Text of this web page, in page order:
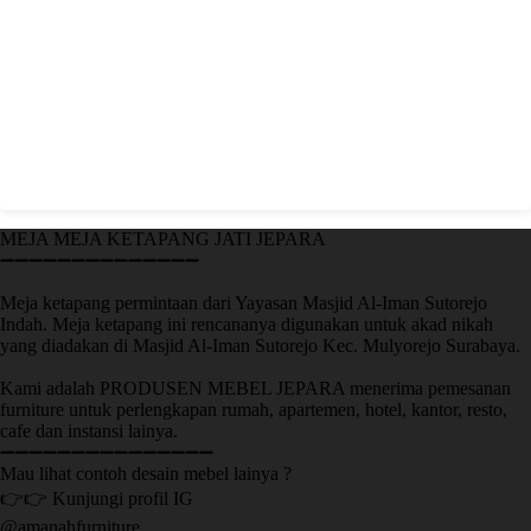
MEJA MEJA KETAPANG JATI JEPARA
➖➖➖➖➖➖➖➖➖➖➖➖➖➖
Meja ketapang permintaan dari Yayasan Masjid Al-Iman Sutorejo
Indah. Meja ketapang ini rencananya digunakan untuk akad nikah
yang diadakan di Masjid Al-Iman Sutorejo Kec. Mulyorejo Surabaya.
Kami adalah PRODUSEN MEBEL JEPARA menerima pemesanan
furniture untuk perlengkapan rumah, apartemen, hotel, kantor, resto,
cafe dan instansi lainya.
➖➖➖➖➖➖➖➖➖➖➖➖➖➖➖
Mau lihat contoh desain mebel lainya ?
👉👉 Kunjungi profil IG